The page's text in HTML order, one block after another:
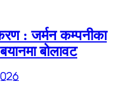
: जर्मन कम्पनीका
बोलावट